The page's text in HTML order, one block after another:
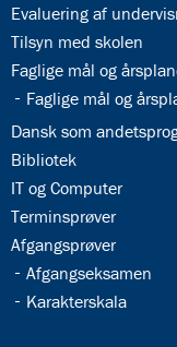
33.1:
Evaluering af
33.2:
Tilsyn med skolen
33.3:
Faglige mål og
33.4:
Faglige mål og
33.6:
Dansk som
33.7:
Bibliotek
33.8:
IT og Computer
33.9:
Terminsprøver
33.10:
Afgangsprøver
33.11:
Afgangseksamen
33.13:
Karakterskala